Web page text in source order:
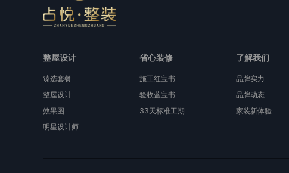
整屋设计
臻选套餐
整屋设计
效果图
明星设计师
省心装修
施工红宝书
验收蓝宝书
33天标准工期
了解我们
品牌实力
品牌动态
家装新体验